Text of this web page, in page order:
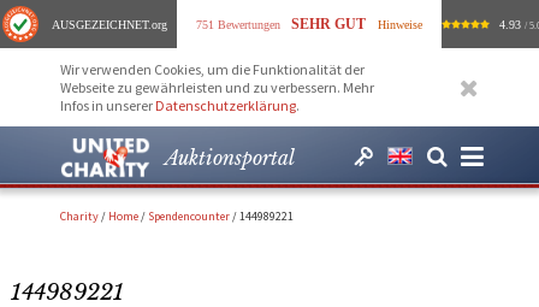
AUSGEZEICHNET.org 751 Bewertungen SEHR GUT Hinweise 4.93 /
Wir verwenden Cookies, um die Funktionalität der
Webseite zu gewährleisten und zu verbessern. Mehr
Infos in unserer Datenschutzerklärung.
Auktionsportal
Charity/ Home/ Spendencounter/144989221
144989221